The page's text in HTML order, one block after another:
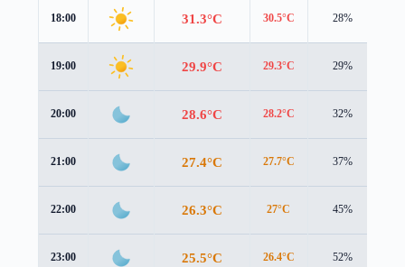
18:00 31.3°C 30.5°C 28%
19:00 29.9°C 29.3°C 29%
20:00 28.6°C 28.2°C 32%
21:00 27.4°C 27.7°C 37%
22:00 26.3°C 27°C 45%
23:00 25.5°C 26.4°C 52%